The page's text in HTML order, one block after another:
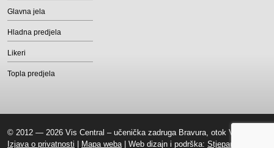
Glavna jela
Hladna predjela
Likeri
Topla predjela
© 2012 — 2026 Vis Central – učenička zadruga Bravura, otok Vis |
Izjava o privatnosti
Mapa weba| Web dizajn i podrška: Stjepan Tafra